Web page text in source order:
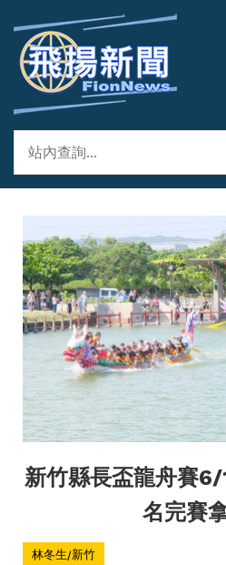
新竹縣長盃龍舟賽
名完賽
林冬生/新竹